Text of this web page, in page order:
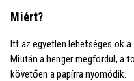
Miért?
Itt az egyetlen lehetséges ok a
Miután a henger megfordul, a
követően a papírra nyomódik.